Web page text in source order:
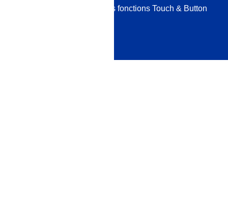
devient plus agréable et les fonctions Touch & Button